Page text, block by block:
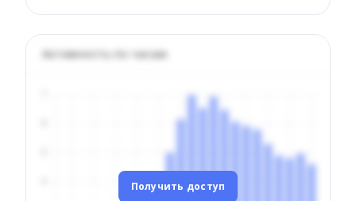
Активность по часам
Получить доступ